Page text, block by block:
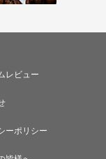
レビュー
ーポリシー